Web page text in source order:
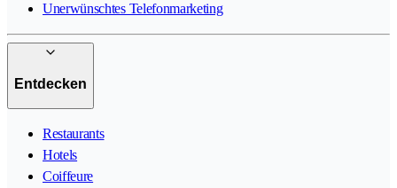
Unerwünschtes Telefonmarketing
Entdecken
Restaurants
Hotels
Coiffeure